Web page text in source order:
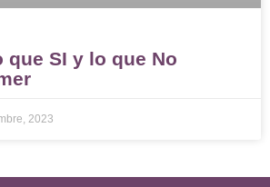
que SI y lo que No
2023